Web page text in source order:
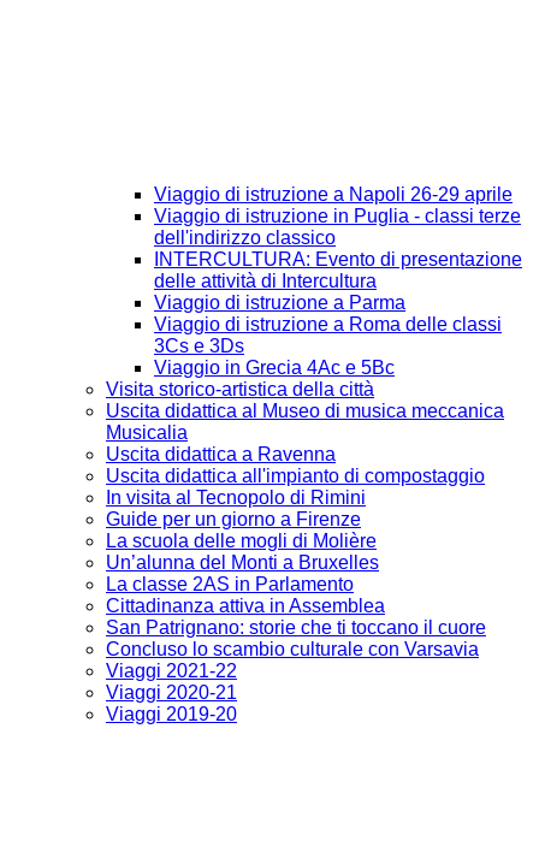
Viaggio di istruzione a Napoli 26-29 aprile
Viaggio di istruzione in Puglia - classi terze
dell'indirizzo classico
INTERCULTURA: Evento di presentazione
delle attività di Intercultura
Viaggio di istruzione a Parma
Viaggio di istruzione a Roma delle classi
3Cs e 3Ds
Viaggio in Grecia 4Ac e 5Bc
Visita storico-artistica della città
Uscita didattica al Museo di musica meccanica
Musicalia
Uscita didattica a Ravenna
Uscita didattica all'impianto di compostaggio
In visita al Tecnopolo di Rimini
Guide per un giorno a Firenze
La scuola delle mogli di Molière
Un’alunna del Monti a Bruxelles
La classe 2AS in Parlamento
Cittadinanza attiva in Assemblea
San Patrignano: storie che ti toccano il cuore
Concluso lo scambio culturale con Varsavia
Viaggi 2021-22
Viaggi 2020-21
Viaggi 2019-20